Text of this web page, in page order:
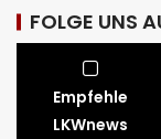
FOLGE UNS
Empfehle
LKWnews
29